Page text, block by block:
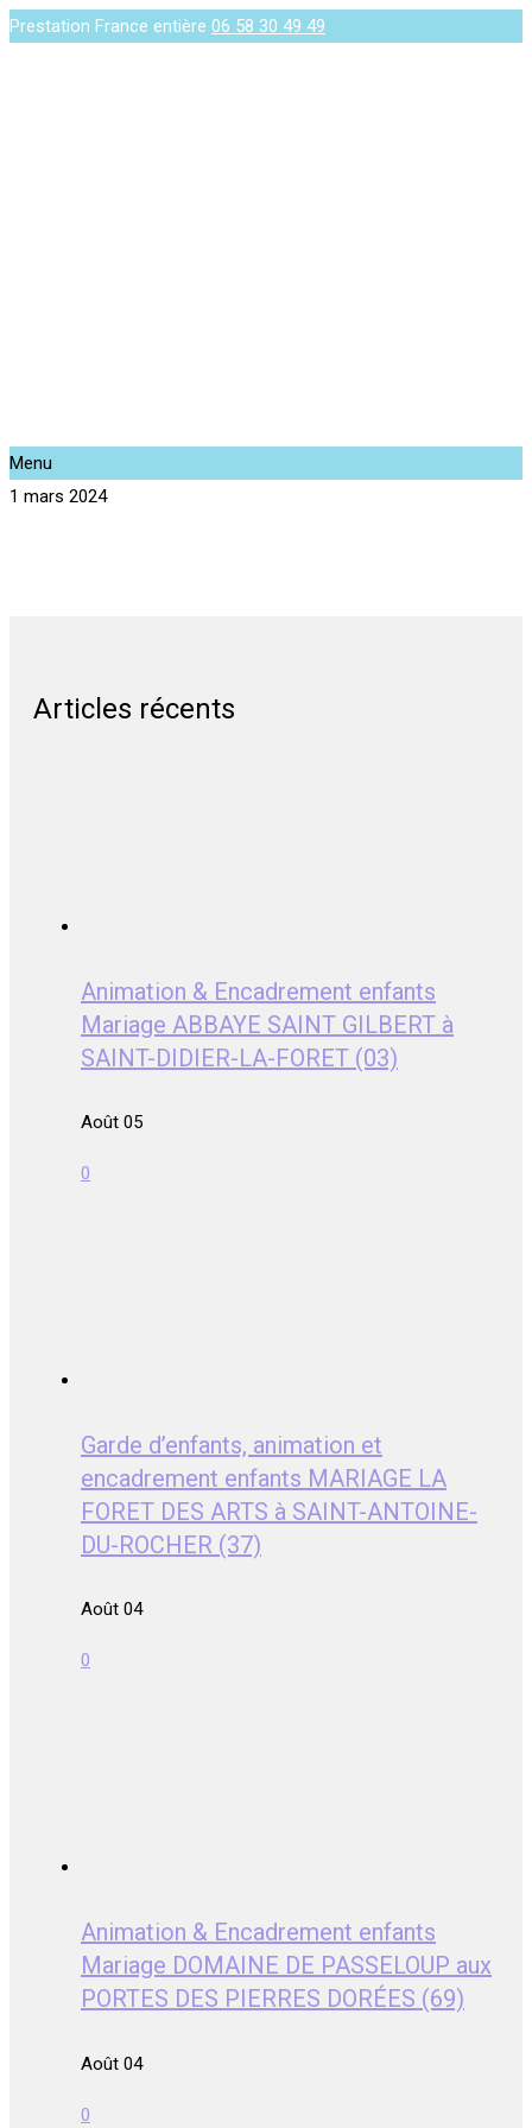
Prestation France entière 06 58 30 49 49
Menu
1 mars 2024
Articles récents
Animation & Encadrement enfants
Mariage ABBAYE SAINT GILBERT à
SAINT-DIDIER-LA-FORET (03)
Août 05
0
Garde d’enfants, animation et
encadrement enfants MARIAGE LA
FORET DES ARTS à SAINT-ANTOINE-
DU-ROCHER (37)
Août 04
0
Animation & Encadrement enfants
Mariage DOMAINE DE PASSELOUP aux
PORTES DES PIERRES DORÉES (69)
Août 04
0